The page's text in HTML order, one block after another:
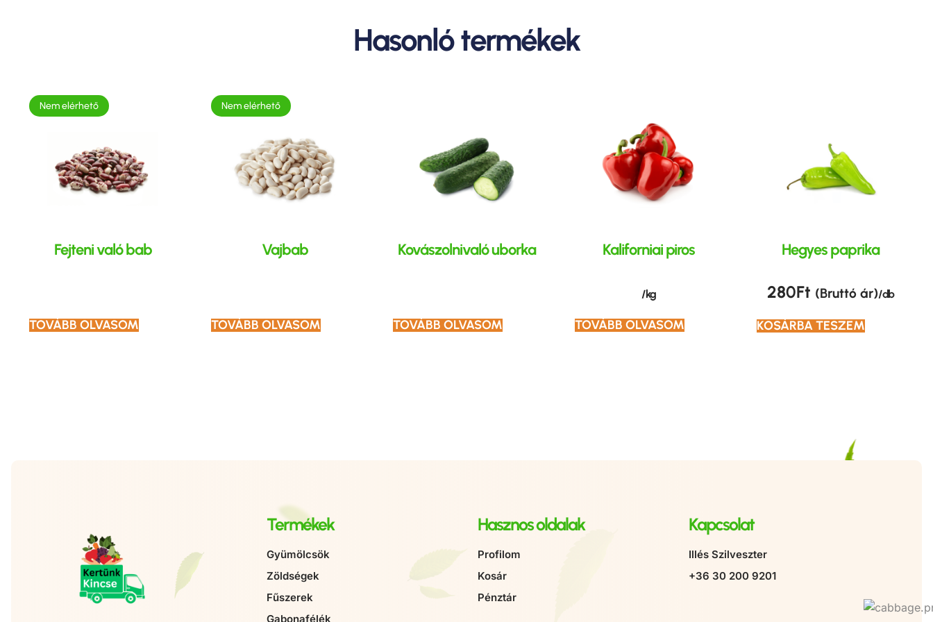
Hasonló termékek
Nem elérhető
Fejteni való bab
TOVÁBB OLVASOM
Nem elérhető
Vajbab
TOVÁBB OLVASOM
Kovászolnivaló uborka
TOVÁBB OLVASOM
Kaliforniai piros
/ kg
TOVÁBB OLVASOM
Hegyes paprika
280Ft (Bruttó ár)/ db
KOSÁRBA TESZEM
Termékek
Gyümölcsök
Zöldségek
Fűszerek
Gabonafélék
Hasznos oldalak
Profilom
Kosár
Pénztár
Kapcsolat
Illés Szilveszter
+36 30 200 9201